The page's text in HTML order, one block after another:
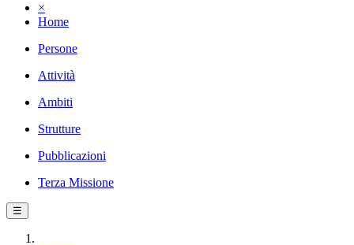
×
Home
Persone
Attività
Ambiti
Strutture
Pubblicazioni
Terza Missione
☰